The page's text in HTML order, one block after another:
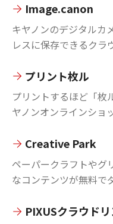
Image.canon
キヤノンのデジタルカ
レスに保存できるクラ
プリント枚ル
プリントするほど「枚
ヤノンオンラインショ
Creative Park
ペーパークラフトやグ
なコンテンツが無料で
PIXUSクラウドリ